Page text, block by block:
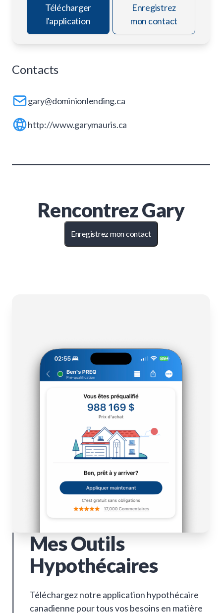
Télécharger
l'application
Enregistrez
mon contact
Contacts
gary@dominionlending.ca
http://www.garymauris.ca
RencontrezGary
Enregistrez mon contact
Mes Outils
Hypothécaires
Téléchargez notre application hypothécaire
canadienne pour tous vos besoins en matière